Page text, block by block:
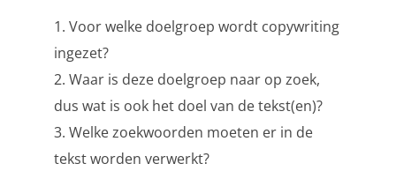
Voor welke doelgroep wordt copywriting
ingezet?
Waar is deze doelgroep naar op zoek,
dus wat is ook het doel van de tekst(en)?
Welke zoekwoorden moeten er in de
tekst worden verwerkt?